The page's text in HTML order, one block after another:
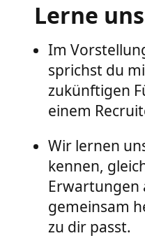
Lerne
Im
sprichst du
zukünftigen
einem
Wir lernen
kennen,
Erwartungen
gemeinsam
zu dir passt.